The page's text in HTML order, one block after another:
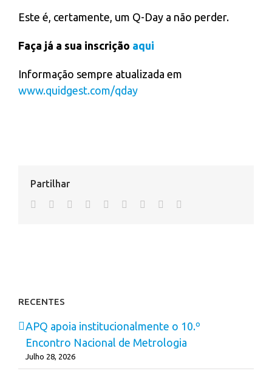
Este é, certamente, um Q-Day a não perder.
Faça já a sua inscrição aqui
Informação sempre atualizada em
www.quidgest.com/qday
Partilhar
facebook
twitter linkedinreddit whatsapp
tumblr pinterest
RECENTES
APQ apoia institucionalmente o 10.º
Encontro Nacional de Metrologia
Julho 28, 2026